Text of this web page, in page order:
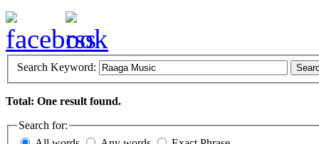
Search Keyword:
Total: One result found.
Search for: